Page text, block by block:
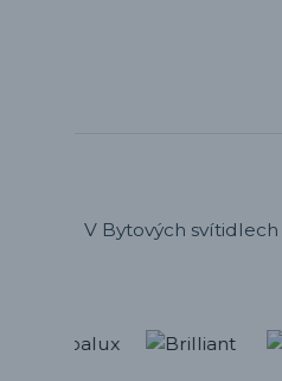
V Bytových